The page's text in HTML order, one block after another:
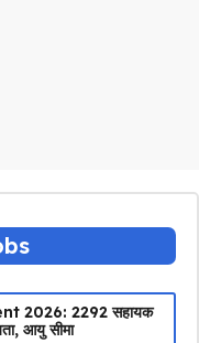
2026: 2292 सहायक
आयु सीमा